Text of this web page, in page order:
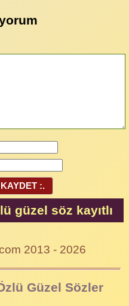
:.
güzel söz kayıtlı
2013 - 2026
Güzel Sözler